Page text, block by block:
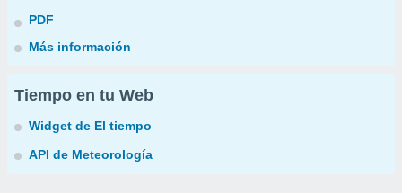
PDF
Más información
Tiempo en tu Web
Widget de El tiempo
API de Meteorología